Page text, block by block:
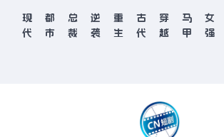
现
代
都
市
总
裁
逆
袭
重
生
古
代
穿
越
马
甲
女
强